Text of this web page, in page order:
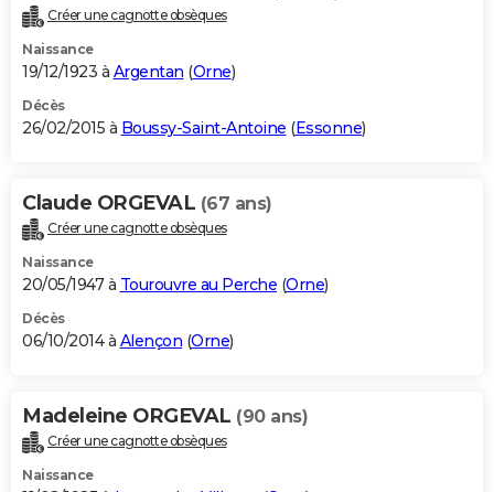
Créer une cagnotte obsèques
Naissance
19/12/1923 à Argentan (Orne)
Décès
26/02/2015 à Boussy-Saint-Antoine (Essonne)
Claude ORGEVAL (67 ans)
Créer une cagnotte obsèques
Naissance
20/05/1947 à Tourouvre au Perche (Orne)
Décès
06/10/2014 à Alençon (Orne)
Madeleine ORGEVAL (90 ans)
Créer une cagnotte obsèques
Naissance